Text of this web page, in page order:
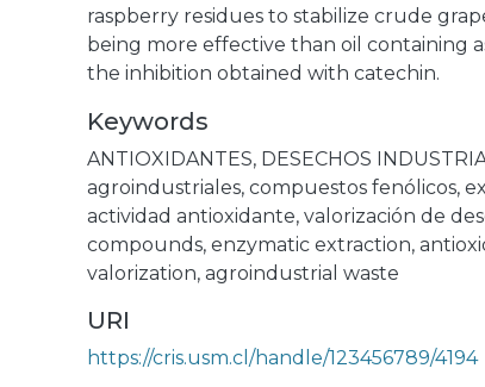
raspberry residues to stabilize crude
being more effective than oil containing
the inhibition obtained with catechin.
Keywords
ANTIOXIDANTES, DESECHOS
agroindustriales, compuestos fenólicos,
actividad antioxidante, valorización de
compounds, enzymatic extraction,
valorization, agroindustrial waste
URI
https://cris.usm.cl/handle/123456789/4194